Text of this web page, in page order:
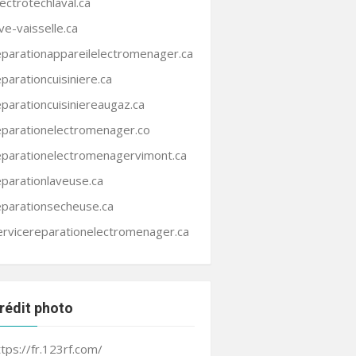
vaisselle.ca
photo
fr.123rf.com/